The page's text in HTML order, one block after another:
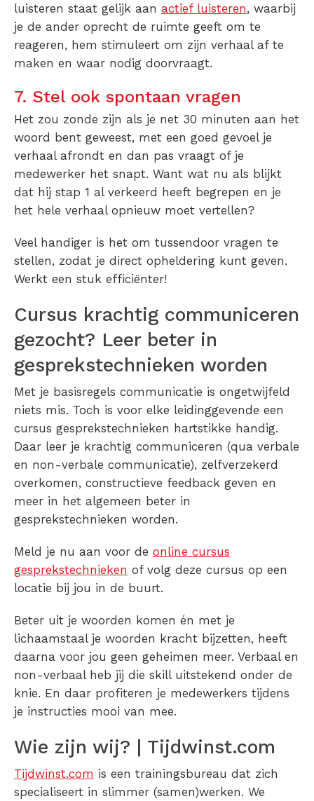
luisteren staat gelijk aan actief luisteren, waarbij
je de ander oprecht de ruimte geeft om te
reageren, hem stimuleert om zijn verhaal af te
maken en waar nodig doorvraagt.
7. Stel ook spontaan vragen
Het zou zonde zijn als je net 30 minuten aan het
woord bent geweest, met een goed gevoel je
verhaal afrondt en dan pas vraagt of je
medewerker het snapt. Want wat nu als blijkt
dat hij stap 1 al verkeerd heeft begrepen en je
het hele verhaal opnieuw moet vertellen?
Veel handiger is het om tussendoor vragen te
stellen, zodat je direct opheldering kunt geven.
Werkt een stuk efficiënter!
Cursus krachtig communiceren
gezocht? Leer beter in
gesprekstechnieken worden
Met je basisregels communicatie is ongetwijfeld
niets mis. Toch is voor elke leidinggevende een
cursus gesprekstechnieken hartstikke handig.
Daar leer je krachtig communiceren (qua verbale
en non-verbale communicatie), zelfverzekerd
overkomen, constructieve feedback geven en
meer in het algemeen beter in
gesprekstechnieken worden.
Meld je nu aan voor de online cursus
gesprekstechnieken of volg deze cursus op een
locatie bij jou in de buurt.
Beter uit je woorden komen én met je
lichaamstaal je woorden kracht bijzetten, heeft
daarna voor jou geen geheimen meer. Verbaal en
non-verbaal heb jij die skill uitstekend onder de
knie. En daar profiteren je medewerkers tijdens
je instructies mooi van mee.
Wie zijn wij? | Tijdwinst.com
Tijdwinst.com is een trainingsbureau dat zich
specialiseert in slimmer (samen)werken. We